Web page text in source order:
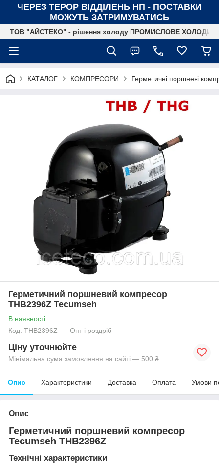
ЧЕРЕЗ ТЕРОР ВІДДІЛЕНЬ НП - ПОСТАВКИ
МОЖУТЬ ЗАТРИМУВАТИСЬ
ТОВ "АЙСТЕКО" - рішення холоду ПРОМИСЛОВЕ
КАТАЛОГ КОМПРЕСОРИ Герметичні поршневі
Герметичний поршневий компресор
THB2396Z Tecumseh
В наявності
Код: THB2396Z
Опт і роздріб
Ціну уточнюйте
Мінімальна сума замовлення на сайті — 500 ₴
Опис Характеристики Доставка Оплата Умови
Опис
Герметичний поршневий компресор
Tecumseh THB2396Z
Технічні характеристики